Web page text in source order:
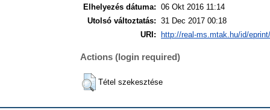
Elhelyezés dátuma: 06 Okt 2016 11:14
Utolsó változtatás: 31 Dec 2017 00:18
URI:
http://real-ms.mtak.hu/id/
Actions (login required)
Tétel szekesztése